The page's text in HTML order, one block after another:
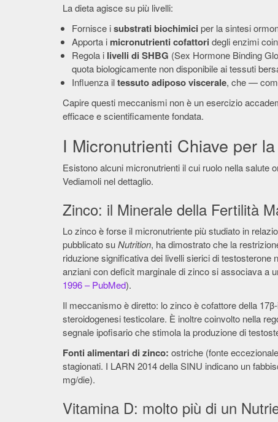
La dieta agisce su più livelli:
Fornisce isubstrati biochimici per la sintesi
Apporta i micronutrienti cofattori degli enzimi
Regola i livelli di SHBG (Sex Hormone Binding
quota biologicamente non disponibile ai tessuti
Influenza iltessuto adiposo viscerale, che —
Capire questi meccanismi non è un esercizio
efficace e scientificamente fondata.
I Micronutrienti Chiave per
Esistono alcuni micronutrienti il cui ruolo nella salute
Vediamoli nel dettaglio.
Zinco: il Minerale della Fertilità
Lo zinco è forse il micronutriente più studiato in
pubblicato suNutrition, ha dimostrato che la
riduzione significativa dei livelli sierici di testosterone
anziani con deficit marginale di zinco si associava a
1996 – PubMed).
Il meccanismo è diretto: lo zinco è cofattore della
steroidogenesi testicolare. È inoltre coinvolto nella
segnale ipofisario che stimola la produzione di
Fonti alimentari di zinco: ostriche (fonte
stagionati. I LARN 2014 della SINU indicano un
mg/die).
Vitamina D: molto più di un